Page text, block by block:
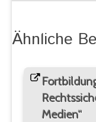
Ähnliche
Medien“